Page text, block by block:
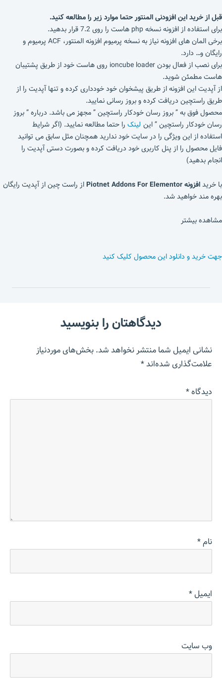
قبل از خرید این افزودنی المنتور حتما موارد زیر را مطالعه کنید.
برای استفاده از افزونه نسخه php هاست را روی 7.2 قرار بدهید.
برخی المان های افزونه نیاز به نسخه پرمیوم افزونه المنتور، ACF پرمیوم و
رایگان و… دارد.
برای نصب از فعال بودن ioncube loader روی هاست خود از طریق پشتیبان
هاست مطمئن شوید.
از آپدیت این افزونه از طریق پیشخوان خود خودداری کرده و تنها آپدیت را از
طریق راستچین دریافت کرده و بروز رسانی نمایید.
محصول فوق به ” بروز رسان خودکار راستچین ” مجهز می باشد. درباره ” بروز
رسان خودکار راستچین ” این لینک را حتما مطالعه نمایید. (اگر شرایط
استفاده از این ویژگی را در سایت خود ندارید همچنان مثل سابق می توانید
فایل محصول را از پنل کاربری خود دریافت کرده و بصورت دستی آپدیت را
انجام بدهید)
با خریدافزونه Piotnet Addons For Elementor
از راست چین از آپدیت رایگان
بهره مند خواهید شد.
مشاهده بیشتر
جهت خرید و دانلود این محصول کلیک کنید
دیدگاهتان را بنویسید
نشانی ایمیل شما منتشر نخواهد شد.بخش‌های موردنیاز
علامت‌گذاری شده‌اند*
دیدگاه*
نام*
ایمیل*
وب‌ سایت